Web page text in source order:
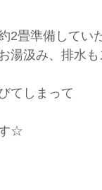
2畳準備してい
湯汲み、排水も
てしまって
☆